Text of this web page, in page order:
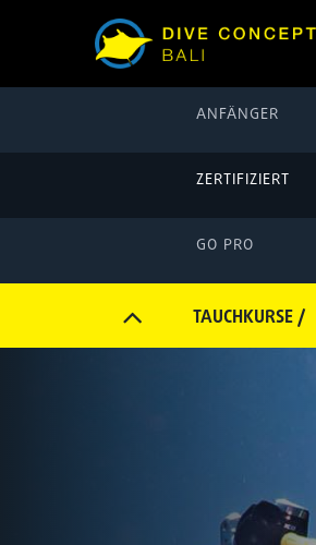
ANFÄNGER
ZERTIFIZIERT
GO PRO
TAUCHKURSE /